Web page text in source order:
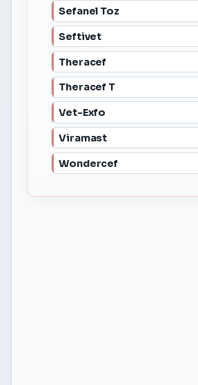
Sefanel Toz
Seftivet
Theracef
Theracef T
Vet-Exfo
Viramast
Wondercef